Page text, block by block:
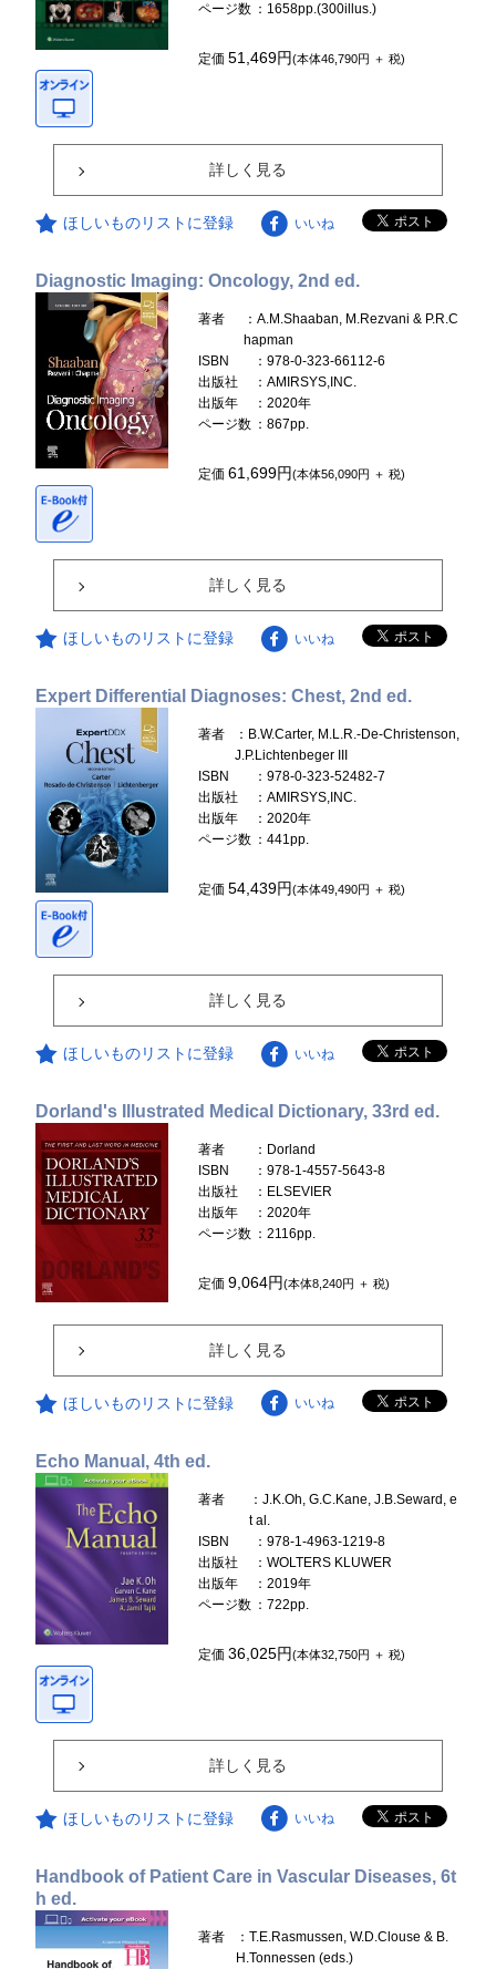
ページ数 ：1658pp.(300illus.)
定価51,469円(本体46,790円 ＋ 税)
詳しく見る
ほしいものリストに登録 いいね
Diagnostic Imaging: Oncology, 2nd ed.
著者
：A.M.Shaaban, M.Rezvani & P.R.C
hapman
ISBN
：978-0-323-66112-6
出版社
：AMIRSYS,INC.
出版年
：2020年
ページ数 ：867pp.
定価61,699円(本体56,090円 ＋ 税)
詳しく見る
ほしいものリストに登録 いいね
Expert Differential Diagnoses: Chest, 2nd ed.
著者
：B.W.Carter, M.L.R.-De-Christenson,
J.P.Lichtenbeger III
ISBN
：978-0-323-52482-7
出版社
：AMIRSYS,INC.
出版年
：2020年
ページ数 ：441pp.
定価54,439円(本体49,490円 ＋ 税)
詳しく見る
ほしいものリストに登録 いいね
Dorland's Illustrated Medical Dictionary, 33rd ed.
著者
：Dorland
ISBN
：978-1-4557-5643-8
出版社
：ELSEVIER
出版年
：2020年
ページ数 ：2116pp.
定価9,064円(本体8,240円 ＋ 税)
詳しく見る
ほしいものリストに登録 いいね
Echo Manual, 4th ed.
著者
：J.K.Oh, G.C.Kane, J.B.Seward, e
t al.
ISBN
：978-1-4963-1219-8
出版社
：WOLTERS KLUWER
出版年
：2019年
ページ数 ：722pp.
定価36,025円(本体32,750円 ＋ 税)
詳しく見る
ほしいものリストに登録 いいね
Handbook of Patient Care in Vascular Diseases, 6t
h ed.
著者
：T.E.Rasmussen, W.D.Clouse & B.
H.Tonnessen (eds.)